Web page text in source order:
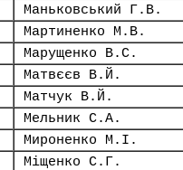
Маньковський Г.В.
Мартиненко М.В.
Марущенко В.С.
Матвєєв В.Й.
Матчук В.Й.
Мельник С.А.
Мироненко М.І.
Міщенко С.Г.